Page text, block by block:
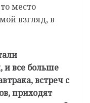
место
взгляд, в
и все больше
встреч с
приходят